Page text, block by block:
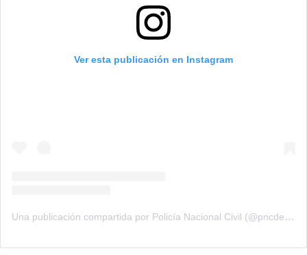
Ver esta publicación en Instagram
Una publicación compartida por Policía Nacional Civil (@pncdeguatemala)